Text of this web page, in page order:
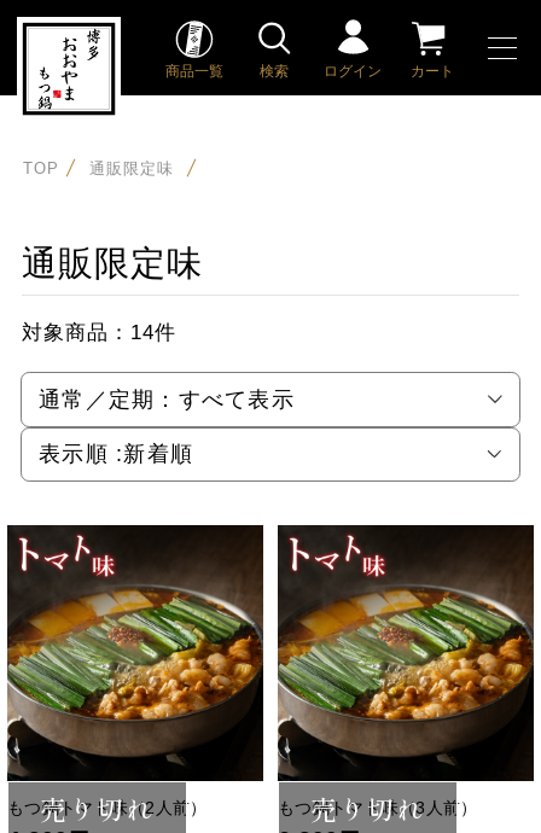
商品一覧 検索 ログイン カート
TOP 通販限定味
通販限定味
対象商品： 14件
通常／定期： すべて表示
表示順 :新着順
売り切れ
もつ鍋トマト味（2人前） 売り切れ
もつ鍋トマト味（3人前）